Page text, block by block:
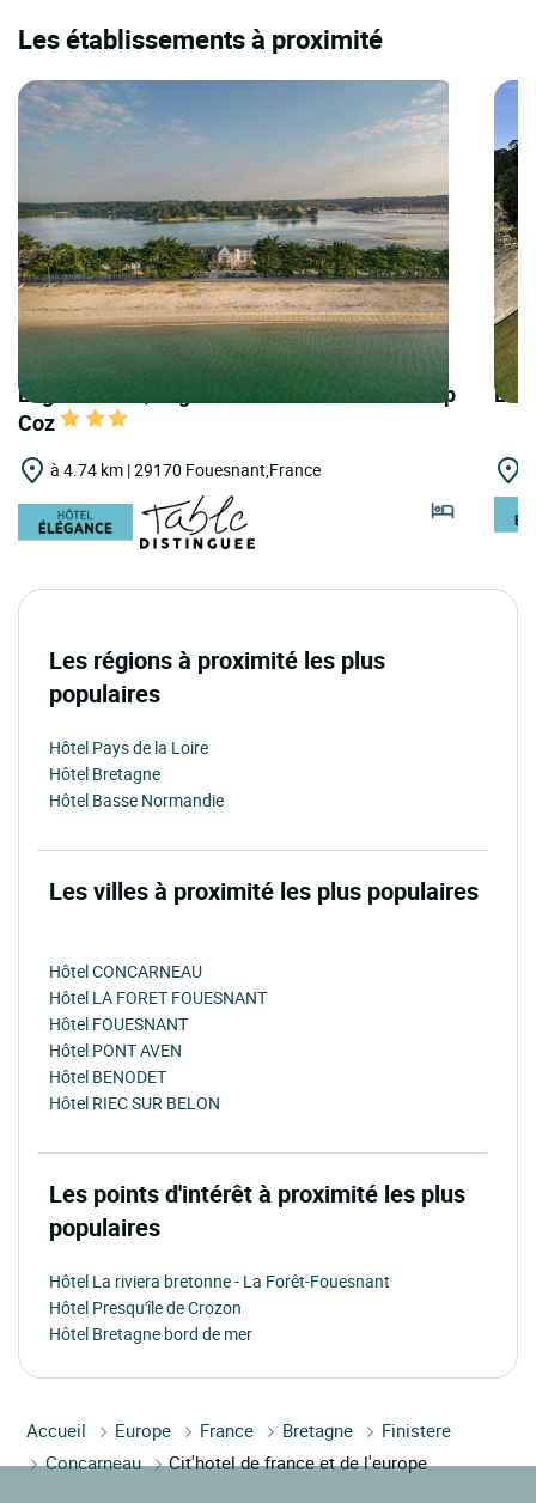
Les établissements à proximité
Logis Hôtels | Logis Hôtel de la Pointe du Cap
Coz
à 4.74 km | 29170 Fouesnant,France
Les régions à proximité les plus
populaires
Hôtel Pays de la Loire
Hôtel Bretagne
Hôtel Basse Normandie
Les villes à proximité les plus populaires
Hôtel CONCARNEAU
Hôtel LA FORET FOUESNANT
Hôtel FOUESNANT
Hôtel PONT AVEN
Hôtel BENODET
Hôtel RIEC SUR BELON
Les points d'intérêt à proximité les plus
populaires
Hôtel La riviera bretonne - La Forêt-Fouesnant
Hôtel Presqu'île de Crozon
Hôtel Bretagne bord de mer
Accueil Europe France Bretagne
Finistere
Concarneau
Cit'hotel de france et de l'europe